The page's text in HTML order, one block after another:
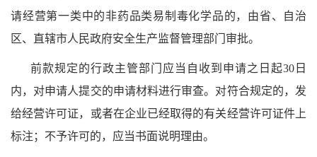
请经营第一类中的非药品类易制毒化学品的，由省、自治
区、直辖市人民政府安全生产监督管理部门审批。
前款规定的行政主管部门应当自收到申请之日起30日
内，对申请人提交的申请材料进行审查。对符合规定的，发
给经营许可证，或者在企业已经取得的有关经营许可证件上
标注；不予许可的，应当书面说明理由。